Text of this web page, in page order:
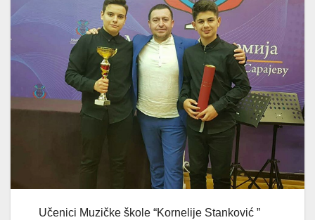
Učenici Muzičke škole “Kornelije Stanković ”